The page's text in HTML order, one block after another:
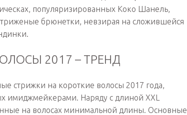
популяризированных Коко Шанель,
брюнетки, невзирая на сложившейся
2017 – ТРЕНД
стрижки на короткие волосы 2017 года,
имиджмейкерами. Наряду с длиной XXL
на волосах минимальной длины. Основные